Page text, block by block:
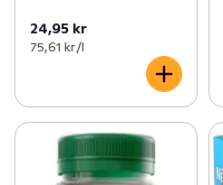
24,95 kr
75,61 kr /l